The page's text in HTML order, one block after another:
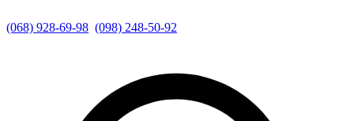
(068) 928-69-98 (098) 248-50-92